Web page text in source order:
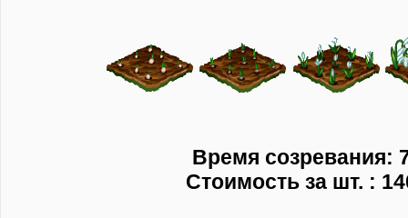
Время созревания:
Стоимость за шт. :